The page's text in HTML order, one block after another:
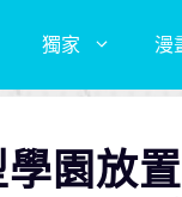
獨家 漫
園放